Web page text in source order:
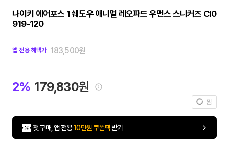
나이키 에어포스 1 쉐도우 애니멀 레오파드 우먼스 스니커즈 CI0
919-120
앱 전용 혜택가 183,500원
2% 179,830원
찜
첫 구매, 앱 전용10만원 쿠폰팩 받기